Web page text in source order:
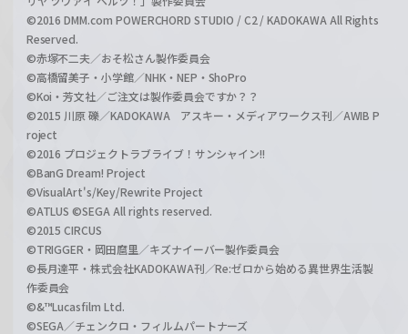
©2016 DMM.com POWERCHORD STUDIO / C2 / KADOKAWA All Rights
Reserved.
©赤塚不二夫／おそ松さん製作委員会
©高橋留美子・小学館／NHK・NEP・ShoPro
©Koi・芳文社／ご注文は製作委員会ですか？？
©2015 川原 礫／KADOKAWA アスキー・メディアワークス刊／AWIB P
roject
©2016 プロジェクトラブライブ！サンシャイン!!
©BanG Dream! Project
©VisualArt's/Key/Rewrite Project
©ATLUS ©SEGA All rights reserved.
©2015 CIRCUS
©TRIGGER・岡田麿里／キズナイーバー製作委員会
©長月達平・株式会社KADOKAWA刊／Re:ゼロから始める異世界生活製
作委員会
©&™Lucasfilm Ltd.
©SEGA／チェンクロ・フィルムパートナーズ